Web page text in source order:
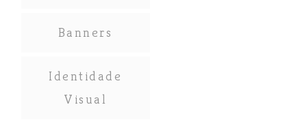
Banners
Identidade
Visual